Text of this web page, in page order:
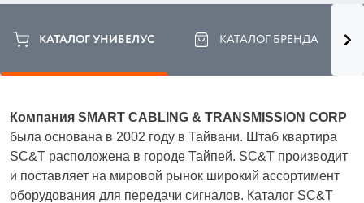
КАТАЛОГ УНИБЕЛУС КАТАЛОГ БРЕНДА
Компания SMART CABLING & TRANSMISSION CORP
была основана в 2002 году в Тайвани. Штаб квартира
SC&T расположена в городе Тайпей. SC&T производит
и поставляет на мировой рынок широкий ассортимент
оборудования для передачи сигналов. Каталог SC&T